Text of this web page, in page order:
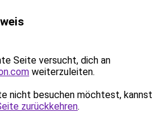
Seite versucht, dich an
weiterzuleiten.
nicht besuchen möchtest, kannst
zurückkehren.